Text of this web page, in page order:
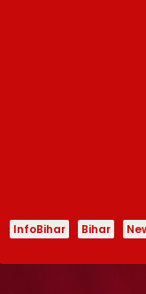
InfoBihar Bihar